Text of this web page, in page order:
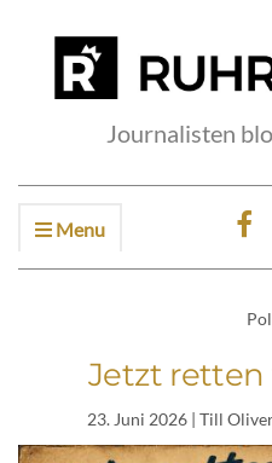
Journalisten
Menu
Jetzt retten
23. Juni 2026 | Till